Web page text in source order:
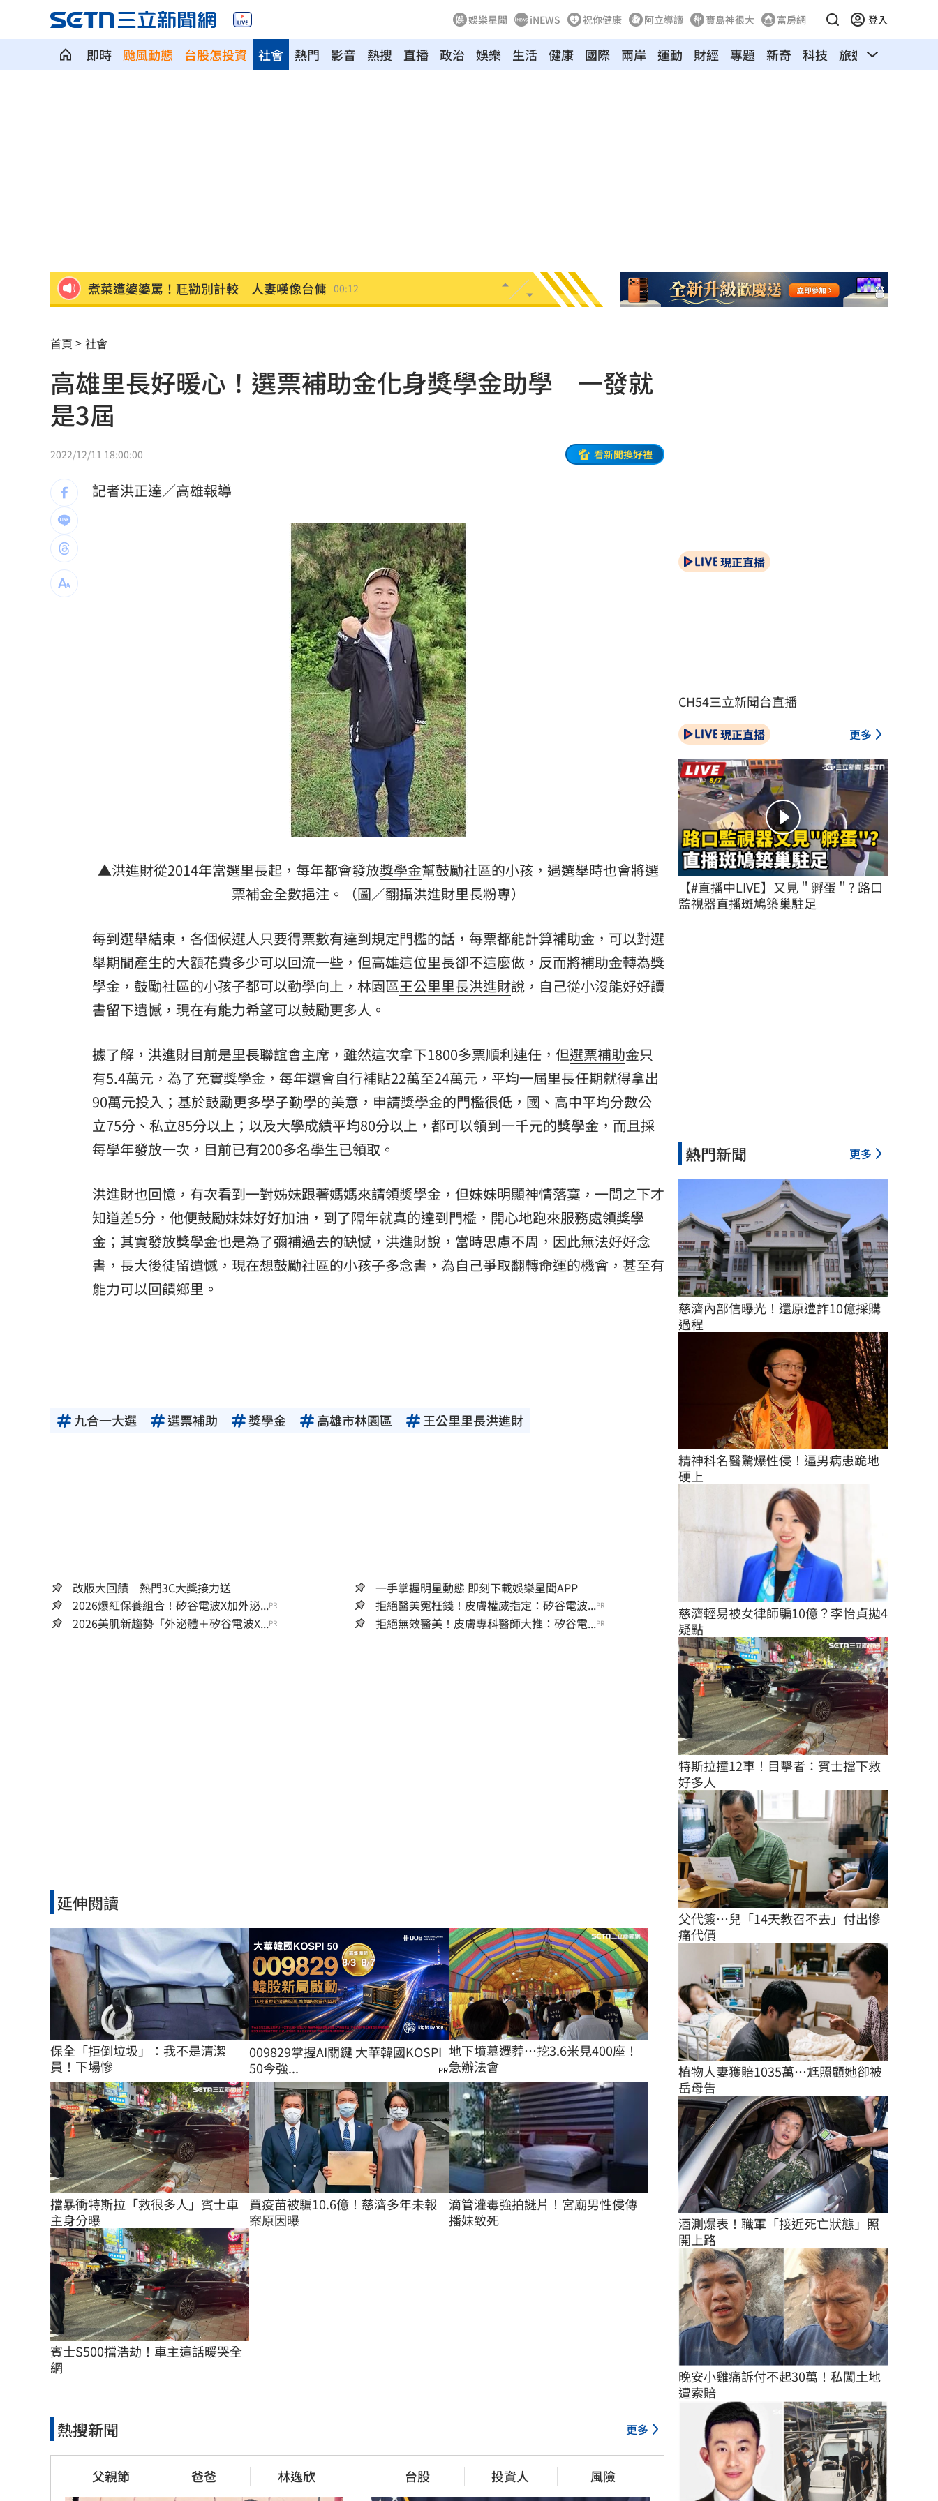
娛樂星聞 iNEWS 祝你健康 阿立導讀 寶島神很大 富房網 登入
即時 颱風動態 台股怎投資 熱門 影音 熱搜 直播 政治
社會 娛樂 生活 健康 國際 兩岸 運動 財經 專題 新奇 科技 旅遊 汽車
煮菜遭婆婆罵！尫勸別計較 人妻嘆像台傭 00:12
南電Q2財報公布後 目標價調升
俄軍空襲烏克蘭首都基輔及周邊 4人喪命 23:59
費仔確定成自由球員 下一步動向引人關注
米蘭達離婚奧蘭多布魯13年！罕談前夫互動
美制裁杜拜加密幣交所！控助伊朗革命衛隊
梅西父親病逝享壽68歲 一路陪伴兒闖足壇 23:31
5登山客2025年雪崩失蹤 尼泊爾尋獲遺體 23:29
喝錯傷身！營養師整理喝咖啡「7大守則」 23:27
美：東南亞詐騙園區多由中國背景組織主導 23:25
拆監獄家書見「叫別人老婆」人妻氣炸 23:22
ETF存到2千萬退休！他因1封信重回職場 23:21
社宅包租爆糾紛 房客控業者硬闖屋內趕人 23:16
台彩父親節推新刮刮樂千萬頭獎超「爸」氣 12:00
商場戰國來臨 台中「頂奢大道」逐漸成形 12:00
「拍片人的多重宇宙」職涯論壇9/12登場！ 10:30
8國球員齊聚高雄 Formosa 7s掀足球熱潮 10:00
理想混蛋號召粉絲跨海追星吃美食！ 18:15
首頁 社會
高雄里長好暖心！選票補助金化身獎學金助學 一發就
是3屆
2022/12/11 18:00:00 看新聞換好禮
記者洪正達／高雄報導
▲洪進財從2014年當選里長起，每年都會發放獎學金幫鼓勵社區的小孩，遇選舉時也會將選
票補金全數挹注。（圖／翻攝洪進財里長粉專）
每到選舉結束，各個候選人只要得票數有達到規定門檻的話，每票都能計算補助金，可以對選
舉期間產生的大額花費多少可以回流一些，但高雄這位里長卻不這麼做，反而將補助金轉為獎
學金，鼓勵社區的小孩子都可以勤學向上，林園區王公里里長洪進財說，自己從小沒能好好讀
書留下遺憾，現在有能力希望可以鼓勵更多人。
據了解，洪進財目前是里長聯誼會主席，雖然這次拿下1800多票順利連任，但選票補助金只
有5.4萬元，為了充實獎學金，每年還會自行補貼22萬至24萬元，平均一屆里長任期就得拿出
90萬元投入；基於鼓勵更多學子勤學的美意，申請獎學金的門檻很低，國、高中平均分數公
立75分、私立85分以上；以及大學成績平均80分以上，都可以領到一千元的獎學金，而且採
每學年發放一次，目前已有200多名學生已領取。
洪進財也回憶，有次看到一對姊妹跟著媽媽來請領獎學金，但妹妹明顯神情落寞，一問之下才
知道差5分，他便鼓勵妹妹好好加油，到了隔年就真的達到門檻，開心地跑來服務處領獎學
金；其實發放獎學金也是為了彌補過去的缺憾，洪進財說，當時思慮不周，因此無法好好念
書，長大後徒留遺憾，現在想鼓勵社區的小孩子多念書，為自己爭取翻轉命運的機會，甚至有
能力可以回饋鄉里。
九合一大選 選票補助 獎學金 高雄市林園區 王公里里長洪進財
改版大回饋 熱門3C大獎接力送
一手掌握明星動態 即刻下載娛樂星聞APP
2026爆紅保養組合！矽谷電波X加外泌...PR 拒絕醫美冤枉錢！皮膚權威指定：矽谷電波...PR
2026美肌新趨勢「外泌體＋矽谷電波X...PR 拒絕無效醫美！皮膚專科醫師大推：矽谷電...PR
延伸閱讀
保全「拒倒垃圾」：我不是清潔
員！下場慘
009829掌握AI關鍵 大華韓國KOSPI
50今強...
PR
地下墳墓遷葬…挖3.6米見400座！
急辦法會
擋暴衝特斯拉「救很多人」賓士車
主身分曝
買疫苗被騙10.6億！慈濟多年未報
案原因曝
滴管灌毒強拍謎片！宮廟男性侵傳
播妹致死
賓士S500擋浩劫！車主這話暖哭全
網
熱搜新聞 更多
父親節 爸爸 林逸欣 台股 投資人 風險
現正直播
CH54三立新聞台直播
現正直播 更多
【#直播中LIVE】又見＂孵蛋＂? 路口
監視器直播斑鳩築巢駐足
熱門新聞 更多
慈濟內部信曝光！還原遭詐10億採購
過程
精神科名醫驚爆性侵！逼男病患跪地
硬上
慈濟輕易被女律師騙10億？李怡貞拋4
疑點
特斯拉撞12車！目擊者：賓士擋下救
好多人
父代簽…兒「14天教召不去」付出慘
痛代價
植物人妻獲賠1035萬…尪照顧她卻被
岳母告
酒測爆表！職軍「接近死亡狀態」照
開上路
晚安小雞痛訴付不起30萬！私闖土地
遭索賠